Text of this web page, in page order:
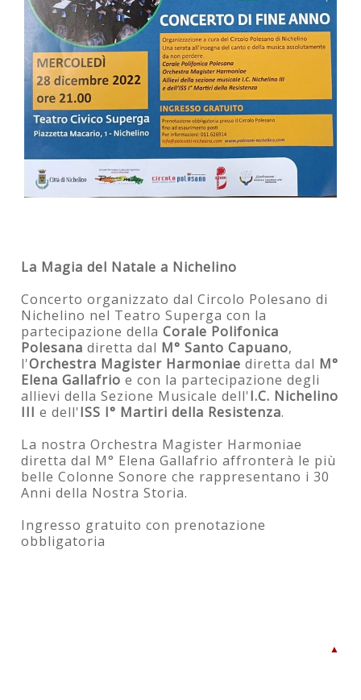
La Magia del Natale a Nichelino
Concerto organizzato dal Circolo Polesano di
Nichelino nel Teatro Superga con la
partecipazione dellaCorale Polifonica
Polesana diretta dal M° Santo Capuano,
l'Orchestra Magister Harmoniae diretta dal M°
Elena Gallafrio e con la partecipazione degli
allievi della Sezione Musicale dell'I.C. Nichelino
III e dell'ISS I° Martiri della Resistenza.
La nostra Orchestra Magister Harmoniae
diretta dal M° Elena Gallafrio affronterà le più
belle Colonne Sonore che rappresentano i 30
Anni della Nostra Storia.
Ingresso gratuito con prenotazione
obbligatoria
▲